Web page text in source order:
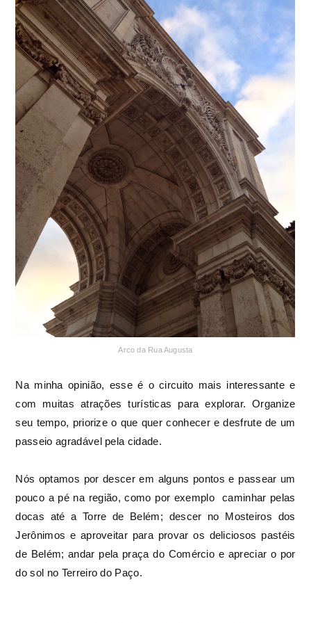
Arco da Rua Augusta
Na minha opinião, esse é o circuito mais interessante e
com muitas atrações turísticas para explorar. Organize
seu tempo, priorize o que quer conhecer e desfrute de um
passeio agradável pela cidade.
Nós optamos por descer em alguns pontos e passear um
pouco a pé na região, como por exemplo caminhar pelas
docas até a Torre de Belém; descer no Mosteiros dos
Jerônimos e aproveitar para provar os deliciosos pastéis
de Belém; andar pela praça do Comércio e apreciar o por
do sol no Terreiro do Paço.